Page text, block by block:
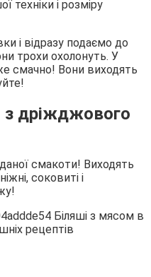
техніки і розміру
і відразу подаємо до
трохи охолонуть. У
смачно! Вони виходять
з дріжджового
смакоти! Виходять
соковиті і